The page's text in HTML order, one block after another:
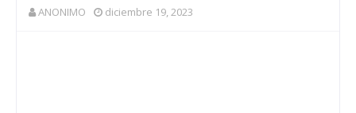
ANONIMO diciembre 19, 2023